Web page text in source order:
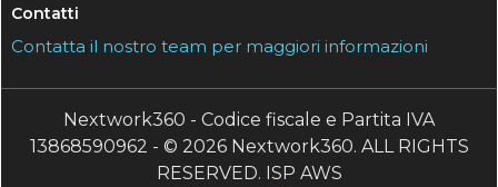
Contatti
Contatta il nostro team per maggiori informazioni
Nextwork360 - Codice fiscale e Partita IVA
13868590962 - © 2026 Nextwork360. ALL RIGHTS
RESERVED. ISP AWS